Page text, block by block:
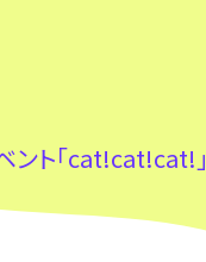
ント「cat!cat!cat!」